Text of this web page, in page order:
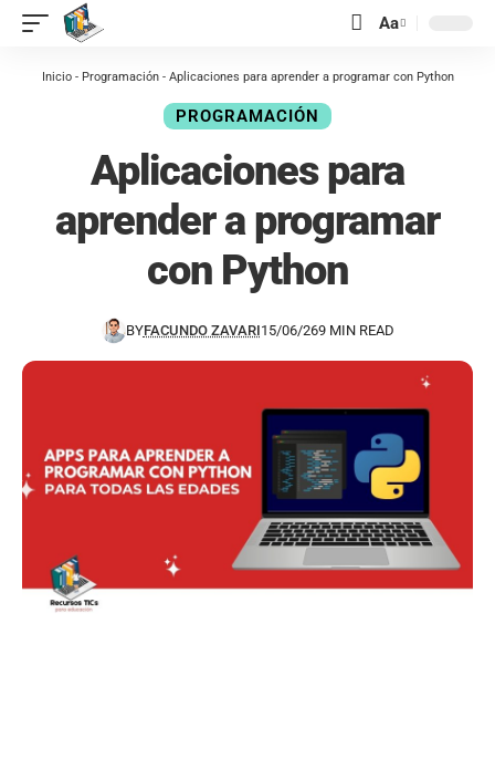
contenido Aa
Inicio- Programación- Aplicaciones para aprender a programar con Python
PROGRAMACIÓN
Aplicaciones para
aprender a programar
con Python
BYFACUNDO ZAVARI15/06/269 MIN READ